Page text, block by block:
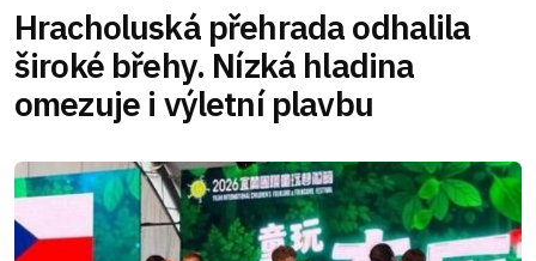
Hracholuská přehrada odhalila
široké břehy. Nízká hladina
omezuje i výletní plavbu